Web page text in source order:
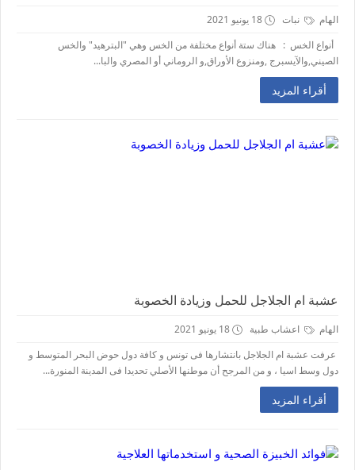
الهام نبات
18 يونيو 2021
أنواع الخس : هناك ستة أنواع مختلفة من الخس وهي "البترهيد" والخس
الصيني,والآيسبرج ,ومنزوع الأوراق,و الروماني أو المصري والبا...
أقراء المزيد
عشبة ام الجلاجل للحمل وزيادة الخصوبة
الهام اعشاب طبية
18 يونيو 2021
عرفت عشبة ام الجلاجل بانتشارها فى تونس و كافة دول حوض البحر المتوسط و
دول وسط اسيا ، و من المرجح أن موطنها الأصلي تحديدا فى المدينة المنورة...
أقراء المزيد